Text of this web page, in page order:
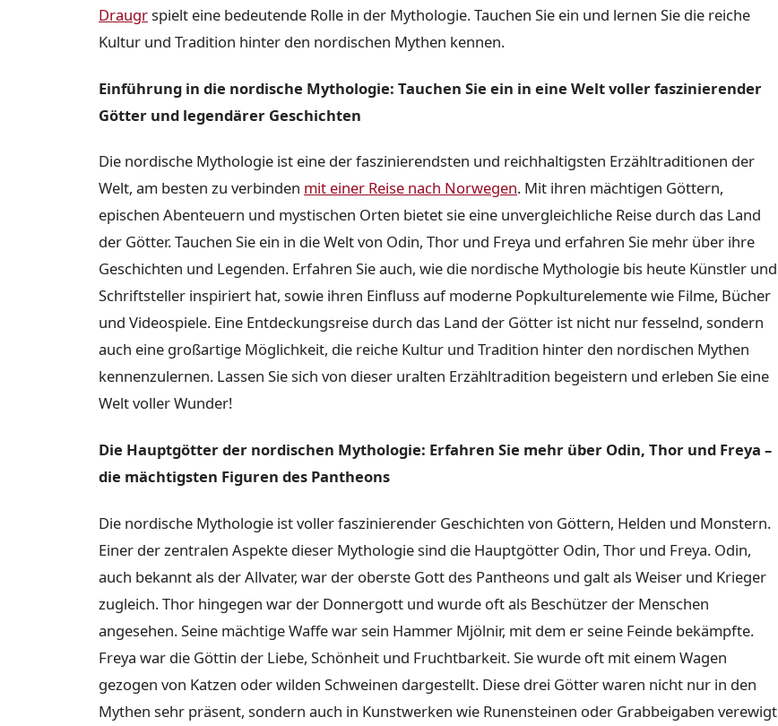
Draugrspielt eine bedeutende Rolle in der Mythologie. Tauchen Sie ein und lernen Sie die reiche
Kultur und Tradition hinter den nordischen Mythen kennen.
Einführung in die nordische Mythologie: Tauchen Sie ein in eine Welt voller faszinierender
Götter und legendärer Geschichten
Die nordische Mythologie ist eine der faszinierendsten und reichhaltigsten Erzähltraditionen der
Welt, am besten zu verbinden mit einer Reise nach Norwegen. Mit ihren mächtigen Göttern,
epischen Abenteuern und mystischen Orten bietet sie eine unvergleichliche Reise durch das Land
der Götter. Tauchen Sie ein in die Welt von Odin, Thor und Freya und erfahren Sie mehr über ihre
Geschichten und Legenden. Erfahren Sie auch, wie die nordische Mythologie bis heute Künstler und
Schriftsteller inspiriert hat, sowie ihren Einfluss auf moderne Popkulturelemente wie Filme, Bücher
und Videospiele. Eine Entdeckungsreise durch das Land der Götter ist nicht nur fesselnd, sondern
auch eine großartige Möglichkeit, die reiche Kultur und Tradition hinter den nordischen Mythen
kennenzulernen. Lassen Sie sich von dieser uralten Erzähltradition begeistern und erleben Sie eine
Welt voller Wunder!
Die Hauptgötter der nordischen Mythologie: Erfahren Sie mehr über Odin, Thor und Freya –
die mächtigsten Figuren des Pantheons
Die nordische Mythologie ist voller faszinierender Geschichten von Göttern, Helden und Monstern.
Einer der zentralen Aspekte dieser Mythologie sind die Hauptgötter Odin, Thor und Freya. Odin,
auch bekannt als der Allvater, war der oberste Gott des Pantheons und galt als Weiser und Krieger
zugleich. Thor hingegen war der Donnergott und wurde oft als Beschützer der Menschen
angesehen. Seine mächtige Waffe war sein Hammer Mjölnir, mit dem er seine Feinde bekämpfte.
Freya war die Göttin der Liebe, Schönheit und Fruchtbarkeit. Sie wurde oft mit einem Wagen
gezogen von Katzen oder wilden Schweinen dargestellt. Diese drei Götter waren nicht nur in den
Mythen sehr präsent, sondern auch in Kunstwerken wie Runensteinen oder Grabbeigaben verewigt